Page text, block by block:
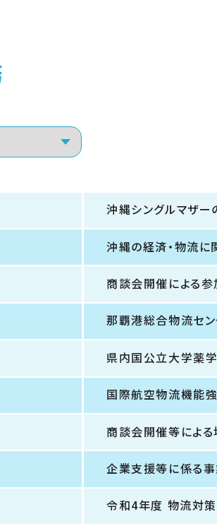
沖縄シングルマザ
沖縄の経済・物流に
商談会開催による
那覇港総合物流セ
県内国公立大学薬
国際航空物流機能強
商談会開催等によ
企業支援等に係る
令和4年度 物流対策